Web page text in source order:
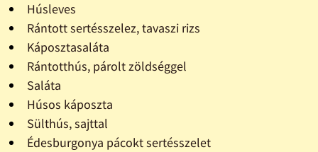
Húsleves
Rántott sertésszelez, tavaszi rizs
Káposztasaláta
Rántotthús, párolt zöldséggel
Saláta
Húsos káposzta
Sülthús, sajttal
Édesburgonya pácokt sertésszelet